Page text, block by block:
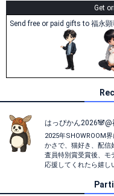
Get
Send free or paid gifts to 福永
はっぴかん
2025年SHOWROOM
かさで、猫好き、配信
査員特別賞受賞後、モ
応援してくれたら嬉し